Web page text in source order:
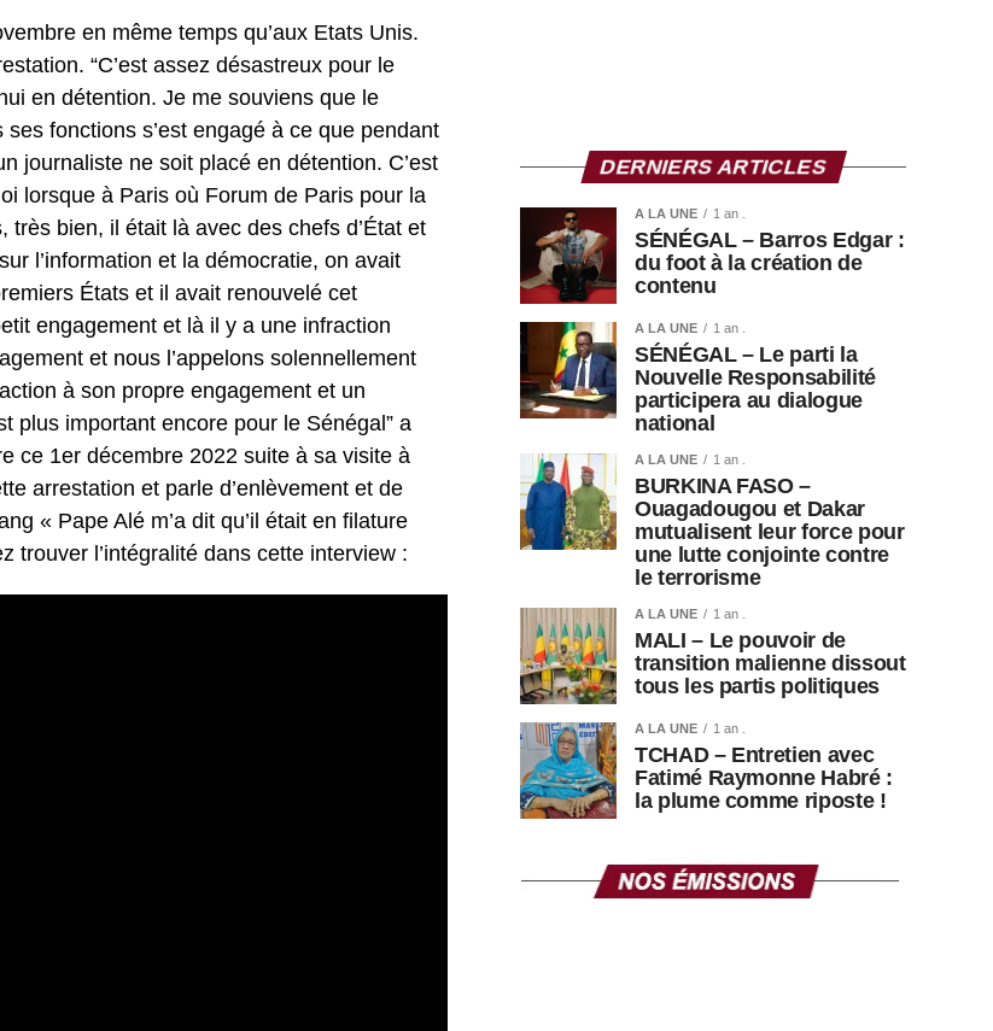
en même temps qu’aux Etats Unis.
“C’est assez désastreux pour le
en détention. Je me souviens que le
fonctions s’est engagé à ce que pendant
journaliste ne soit placé en détention. C’est
lorsque à Paris où Forum de Paris pour la
très bien, il était là avec des chefs d’État et
l’information et la démocratie, on avait
États et il avait renouvelé cet
engagement et là il y a une infraction
et nous l’appelons solennellement
à son propre engagement et un
plus important encore pour le Sénégal” a
ce 1er décembre 2022 suite à sa visite à
arrestation et parle d’enlèvement et de
« Pape Alé m’a dit qu’il était en filature
trouver l’intégralité dans cette interview :
DERNIERS ARTICLES
A LA UNE 1 an .
SÉNÉGAL – Barros Edgar :
du foot à la création de
contenu
A LA UNE 1 an .
SÉNÉGAL – Le parti la
Nouvelle Responsabilité
participera au dialogue
national
A LA UNE 1 an .
BURKINA FASO –
Ouagadougou et Dakar
mutualisent leur force pour
une lutte conjointe contre
le terrorisme
A LA UNE 1 an .
MALI – Le pouvoir de
transition malienne dissout
tous les partis politiques
A LA UNE 1 an .
TCHAD – Entretien avec
Fatimé Raymonne Habré :
la plume comme riposte !